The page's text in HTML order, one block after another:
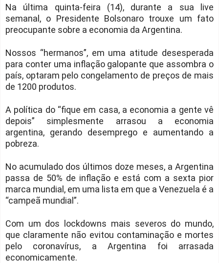
Na última quinta-feira (14), durante a sua live
semanal, o Presidente Bolsonaro trouxe um fato
preocupante sobre a economia da Argentina.
Nossos “hermanos”, em uma atitude desesperada
para conter uma inflação galopante que assombra o
país, optaram pelo congelamento de preços de mais
de 1200 produtos.
A política do “fique em casa, a economia a gente vê
depois” simplesmente arrasou a economia
argentina, gerando desemprego e aumentando a
pobreza.
No acumulado dos últimos doze meses, a Argentina
passa de 50% de inflação e está com a sexta pior
marca mundial, em uma lista em que a Venezuela é a
“campeã mundial”.
Com um dos lockdowns mais severos do mundo,
que claramente não evitou contaminação e mortes
pelo coronavírus, a Argentina foi arrasada
economicamente.